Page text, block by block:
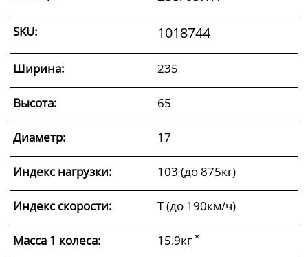
SKU: 1018744
Ширина: 235
Высота: 65
Диаметр: 17
Индекс нагрузки: 103 (до 875кг)
Индекс скорости: T (до 190км/ч)
Масса 1 колеса: 15.9кг *